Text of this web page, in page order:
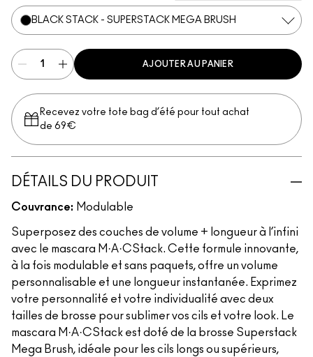
BLACK STACK - SUPERSTACK MEGA BRUSH
AJOUTER AU PANIER
Recevez votre tote bag d’été pour tout achat
de 69€
DÉTAILS DU PRODUIT
Couvrance: Modulable
Superposez des couches de volume + longueur à l’infini
avec le mascara M·A·CStack. Cette formule innovante,
à la fois modulable et sans paquets, offre un volume
personnalisable et une longueur instantanée. Exprimez
votre personnalité et votre individualité avec deux
tailles de brosse pour sublimer vos cils et votre look. Le
mascara M·A·CStack est doté de la brosse Superstack
Mega Brush, idéale pour les cils longs ou supérieurs,